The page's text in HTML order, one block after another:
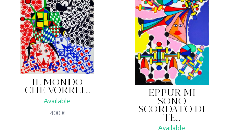
IL MONDO
CHE VORREI....
Available
400€
EPPUR MI
SONO
SCORDATO DI
TE...
Available